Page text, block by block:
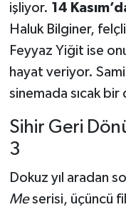
işliyor. 14
Haluk Bilginer,
Feyyaz Yiğit ise
hayat veriyor.
sinemada sıcak bir
Sihir Geri
3
Dokuz yıl aradan
Meserisi, üçüncü